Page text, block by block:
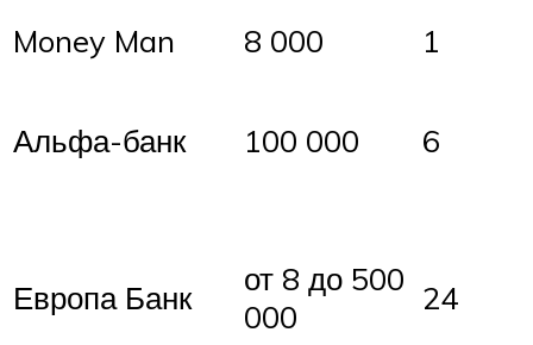
Money Man
8 000 1
Альфа-банк 100 000 6
Европа Банк
от 8 до 500
000
24